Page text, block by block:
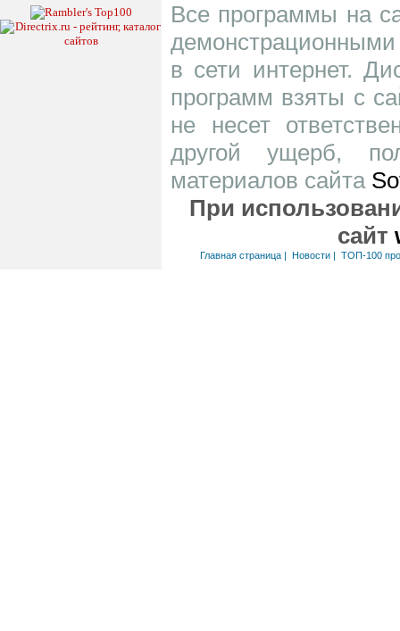
Все программы на
в сети интернет.
программ взяты с
не несет
другой ущерб,
материалов сайта
При
сайт
Главная страница| Новости| ТОП-100